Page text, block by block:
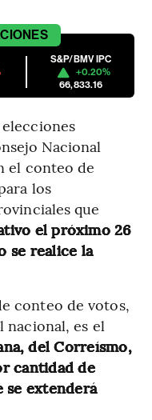
S&P/BMV IPC
+0.20%
66,833.16
Nacional
el conteo de
los
que
el próximo 26
se realice la
conteo de votos,
nacional, es el
del Correísmo,
cantidad de
se extenderá